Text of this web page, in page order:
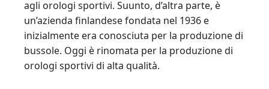
agli orologi sportivi. Suunto, d’altra parte, è
un’azienda finlandese fondata nel 1936 e
inizialmente era conosciuta per la produzione di
bussole. Oggi è rinomata per la produzione di
orologi sportivi di alta qualità.